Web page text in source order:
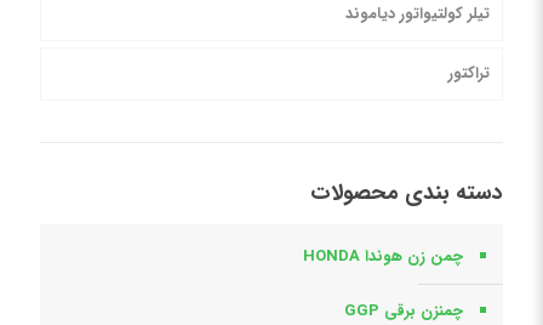
تیلر کولتیواتور دیاموند
تراکتور
دسته بندی محصولات
چمن زن هوندا HONDA
چمنزن برقی GGP